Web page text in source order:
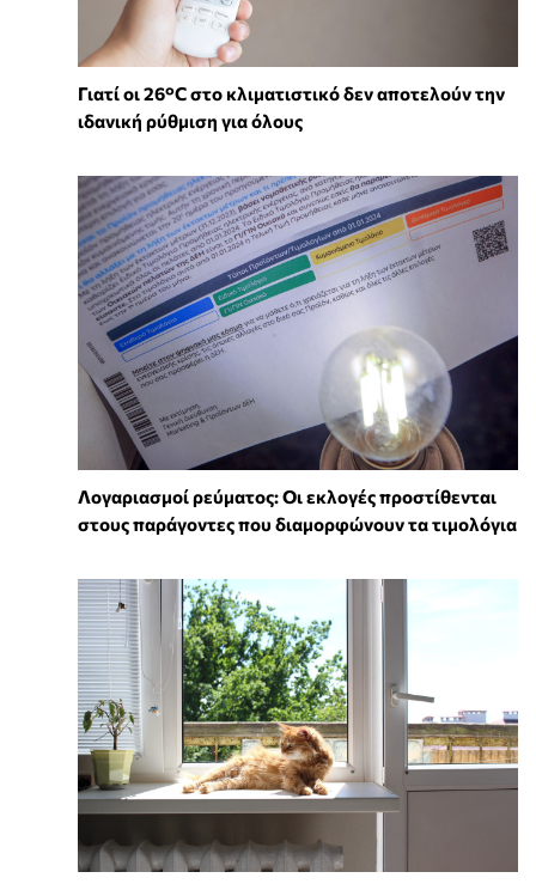
Γιατί οι 26°C στο κλιματιστικό δεν αποτελούν την
ιδανική ρύθμιση για όλους
Λογαριασμοί ρεύματος: Οι εκλογές προστίθενται
στους παράγοντες που διαμορφώνουν τα τιμολόγια